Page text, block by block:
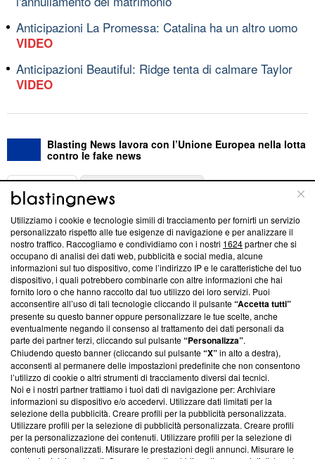
Anticipazioni La Promessa: Catalina ha un altro uomo
VIDEO
Anticipazioni Beautiful: Ridge tenta di calmare Taylor
VIDEO
Blasting News lavora con l’Unione Europea nella lotta
contro le fake news
ABOUT
Questa sezione offre informazioni trasparenti su Blasting
News, sui nostri processi editoriali e su come ci impegniamo a
creare news di qualità. Inoltre, afferma la nostra aderenza a
‘Trust Project - News with Integrity’Blasting News non è
ancora membro del programma, ma ha richiesto di farne
parte; Trust Project non ha ancora effettuato una verifica di
conformità agli standard.
Su di noi
Team editoriale
Corporate
Redazione
Informativa Privacy
Utilizziamo i cookie e tecnologie simili di tracciamento per fornirti un servizio
personalizzato rispetto alle tue esigenze di navigazione e per analizzare il
nostro traffico. Raccogliamo e condividiamo con i nostri 1624partner che si
occupano di analisi dei dati web, pubblicità e social media, alcune
informazioni sul tuo dispositivo, come l’indirizzo IP e le caratteristiche del tuo
dispositivo, i quali potrebbero combinarle con altre informazioni che hai
fornito loro o che hanno raccolto dal tuo utilizzo dei loro servizi. Puoi
acconsentire all’uso di tali tecnologie cliccando il pulsante“Accetta tutti”
presente su questo banner oppure personalizzare le tue scelte, anche
eventualmente negando il consenso al trattamento dei dati personali da
parte dei partner terzi, cliccando sul pulsante“Personalizza”.
Chiudendo questo banner (cliccando sul pulsante“X”in alto a destra),
acconsenti al permanere delle impostazioni predefinite che non consentono
l’utilizzo di cookie o altri strumenti di tracciamento diversi dai tecnici.
Noi e i nostri partner trattiamo i tuoi dati di navigazione per: Archiviare
informazioni su dispositivo e/o accedervi. Utilizzare dati limitati per la
selezione della pubblicità. Creare profili per la pubblicità personalizzata.
Utilizzare profili per la selezione di pubblicità personalizzata. Creare profili
per la personalizzazione dei contenuti. Utilizzare profili per la selezione di
contenuti personalizzati. Misurare le prestazioni degli annunci. Misurare le